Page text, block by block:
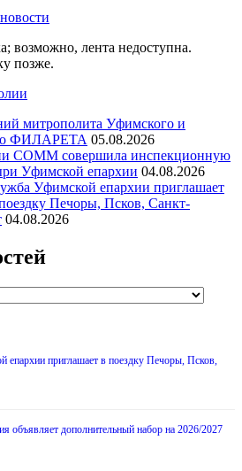
возможно, лента недоступна.
позже.
митрополита Уфимского и
ФИЛАРЕТА 05.08.2026
СОММ совершила инспекционную
Уфимской епархии 04.08.2026
Уфимской епархии приглашает
Печоры, Псков, Санкт-
04.08.2026
епархии приглашает в поездку Печоры, Псков,
объявляет дополнительный набор на 2026/2027